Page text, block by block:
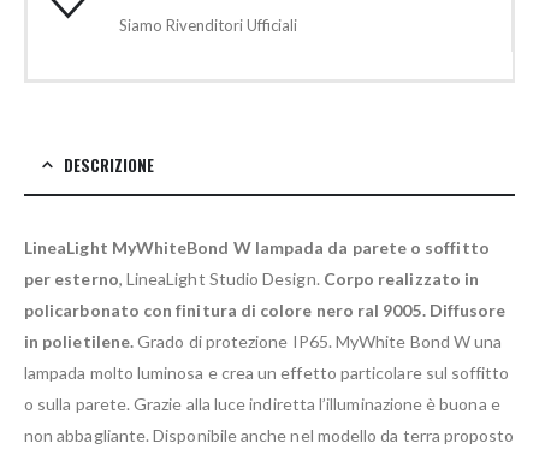
Siamo Rivenditori Ufficiali
DESCRIZIONE
LineaLight MyWhiteBond W lampada da parete o soffitto
per esterno, LineaLight Studio Design. Corpo realizzato in
policarbonato con finitura di colore nero ral 9005. Diffusore
in polietilene.Grado di protezione IP65. MyWhite Bond W una
lampada molto luminosa e crea un effetto particolare sul soffitto
o sulla parete. Grazie alla luce indiretta l’illuminazione è buona e
non abbagliante. Disponibile anche nel modello da terra proposto